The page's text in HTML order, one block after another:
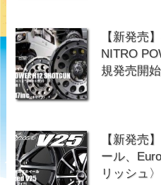
【新発売
NITRO
規発売開
【新発売
ール、
リッシュ